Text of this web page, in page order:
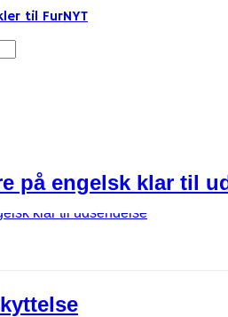
til FurNYT
på engelsk klar til